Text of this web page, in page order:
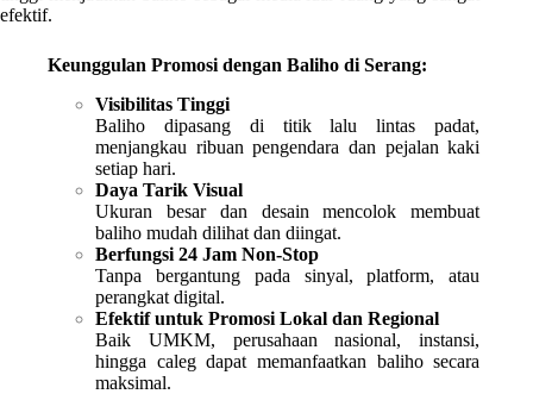
efektif.
Keunggulan Promosi dengan Baliho di Serang:
Visibilitas Tinggi
Baliho dipasang di titik lalu lintas padat,
menjangkau ribuan pengendara dan pejalan kaki
setiap hari.
Daya Tarik Visual
Ukuran besar dan desain mencolok membuat
baliho mudah dilihat dan diingat.
Berfungsi 24 Jam Non-Stop
Tanpa bergantung pada sinyal, platform, atau
perangkat digital.
Efektif untuk Promosi Lokal dan Regional
Baik UMKM, perusahaan nasional, instansi,
hingga caleg dapat memanfaatkan baliho secara
maksimal.